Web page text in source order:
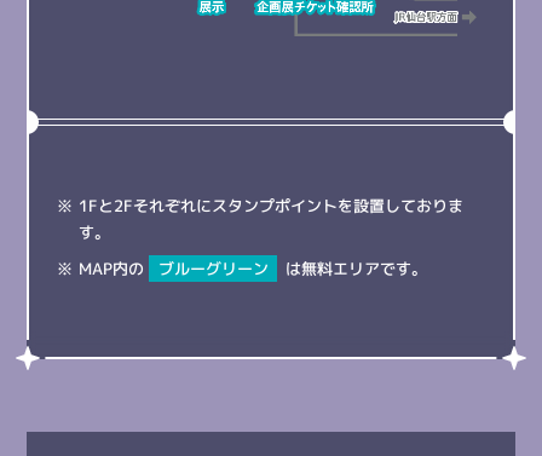
1Fと2Fそれぞれにスタンプポイントを設置しておりま
す。
MAP内の
ブルーグリーン は無料エリアです。